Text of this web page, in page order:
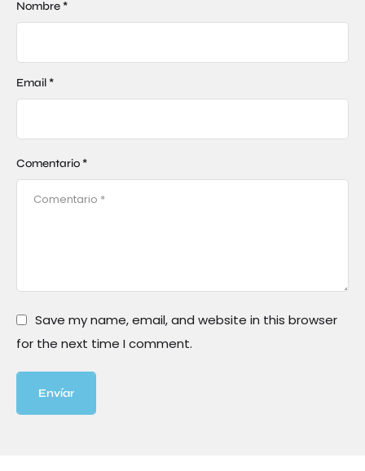
Comentario *
Nombre *
Email *
Save my name, email, and website in this browser
for the next time I comment.
Envíar